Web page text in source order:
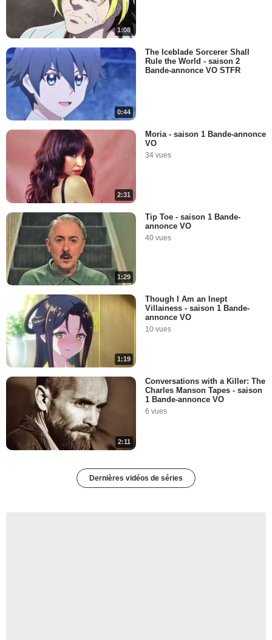
1:08
0:44
The Iceblade Sorcerer Shall
Rule the World - saison 2
Bande-annonce VO STFR
2:31
Moria - saison 1 Bande-annonce
VO
34 vues
1:29
Tip Toe - saison 1 Bande-
annonce VO
40 vues
1:19
Though I Am an Inept
Villainess - saison 1 Bande-
annonce VO
10 vues
2:11
Conversations with a Killer: The
Charles Manson Tapes - saison
1 Bande-annonce VO
6 vues
Dernières vidéos de séries